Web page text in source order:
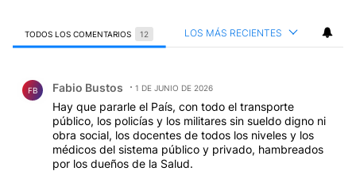
TODOS LOS COMENTARIOS 12 LOS MÁS RECIENTES
FB Fabio Bustos 1 DE JUNIO DE 2026
Hay que pararle el País, con todo el transporte
público, los policías y los militares sin sueldo digno ni
obra social, los docentes de todos los niveles y los
médicos del sistema público y privado, hambreados
por los dueños de la Salud.